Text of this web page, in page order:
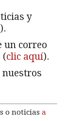
y
).
un correo
(clic aquí).
nuestros
o noticias a